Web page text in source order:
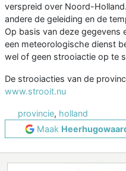
verspreid over Noord-
andere de geleiding en de
Op basis van deze gegevens
een meteorologische dienst
wel of geen strooiactie op te
De strooiacties van de
www.strooit.nu
provincie, holland
Maak